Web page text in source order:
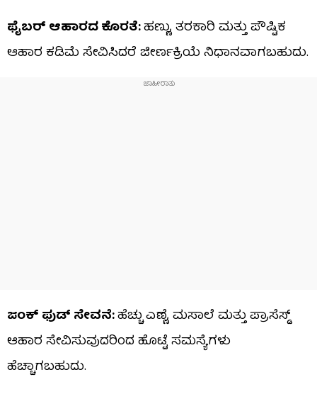
ಫೈಬರ್ ಆಹಾರದ ಕೊರತೆ:ಹಣ್ಣು, ತರಕಾರಿ ಮತ್ತು ಪೌಷ್ಟಿಕ
ಆಹಾರ ಕಡಿಮೆ ಸೇವಿಸಿದರೆ ಜೀರ್ಣಕ್ರಿಯೆ ನಿಧಾನವಾಗಬಹುದು.
ಜಂಕ್ ಫುಡ್ ಸೇವನೆ:ಹೆಚ್ಚು ಎಣ್ಣೆ, ಮಸಾಲೆ ಮತ್ತು ಪ್ರಾಸೆಸ್ಡ್
ಆಹಾರ ಸೇವಿಸುವುದರಿಂದ ಹೊಟ್ಟೆ ಸಮಸ್ಯೆಗಳು
ಹೆಚ್ಚಾಗಬಹುದು.